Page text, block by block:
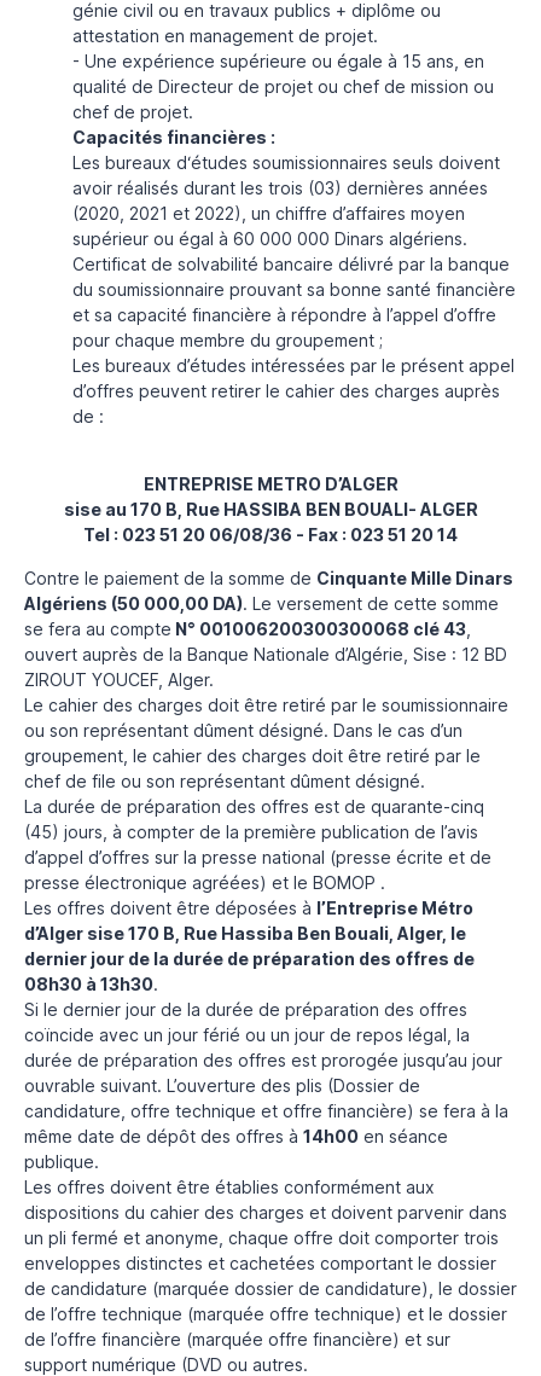
génie civil ou en travaux publics + diplôme ou
attestation en management de projet.
- Une expérience supérieure ou égale à 15 ans, en
qualité de Directeur de projet ou chef de mission ou
chef de projet.
Capacités financières :
Les bureaux d‘études soumissionnaires seuls doivent
avoir réalisés durant les trois (03) dernières années
(2020, 2021 et 2022), un chiffre d’affaires moyen
supérieur ou égal à 60 000 000 Dinars algériens.
Certificat de solvabilité bancaire délivré par la banque
du soumissionnaire prouvant sa bonne santé financière
et sa capacité financière à répondre à l’appel d’offre
pour chaque membre du groupement ;
Les bureaux d’études intéressées par le présent appel
d’offres peuvent retirer le cahier des charges auprès
de :
ENTREPRISE METRO D’ALGER
sise au 170 B, Rue HASSIBA BEN BOUALI- ALGER
Tel : 023 51 20 06/08/36 - Fax : 023 51 20 14
Contre le paiement de la somme de Cinquante Mille Dinars
Algériens (50 000,00 DA). Le versement de cette somme
se fera au compte N° 001006200300300068 clé 43
ouvert auprès de la Banque Nationale d’Algérie, Sise : 12 BD
ZIROUT YOUCEF, Alger.
Le cahier des charges doit être retiré par le soumissionnaire
ou son représentant dûment désigné. Dans le cas d’un
groupement, le cahier des charges doit être retiré par le
chef de file ou son représentant dûment désigné.
La durée de préparation des offres est de quarante-cinq
(45) jours, à compter de la première publication de l’avis
d’appel d’offres sur la presse national (presse écrite et de
presse électronique agréées) et le BOMOP .
Les offres doivent être déposées à l’Entreprise Métro
d’Alger sise 170 B, Rue Hassiba Ben Bouali, Alger, le
dernier jour de la durée de préparation des offres de
08h30 à 13h30.
Si le dernier jour de la durée de préparation des offres
coïncide avec un jour férié ou un jour de repos légal, la
durée de préparation des offres est prorogée jusqu’au jour
ouvrable suivant. L’ouverture des plis (Dossier de
candidature, offre technique et offre financière) se fera à la
même date de dépôt des offres à 14h00 en séance
publique.
Les offres doivent être établies conformément aux
dispositions du cahier des charges et doivent parvenir dans
un pli fermé et anonyme, chaque offre doit comporter trois
enveloppes distinctes et cachetées comportant le dossier
de candidature (marquée dossier de candidature), le dossier
de l’offre technique (marquée offre technique) et le dossier
de l’offre financière (marquée offre financière) et sur
support numérique (DVD ou autres.